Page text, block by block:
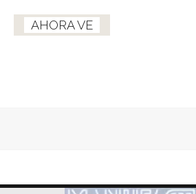
AHORA VE